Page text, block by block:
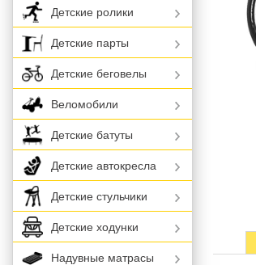
Детские ролики
Детские парты
Детские беговелы
Веломобили
Детские батуты
Детские автокресла
Детские стульчики
Детские ходунки
Надувные матрасы